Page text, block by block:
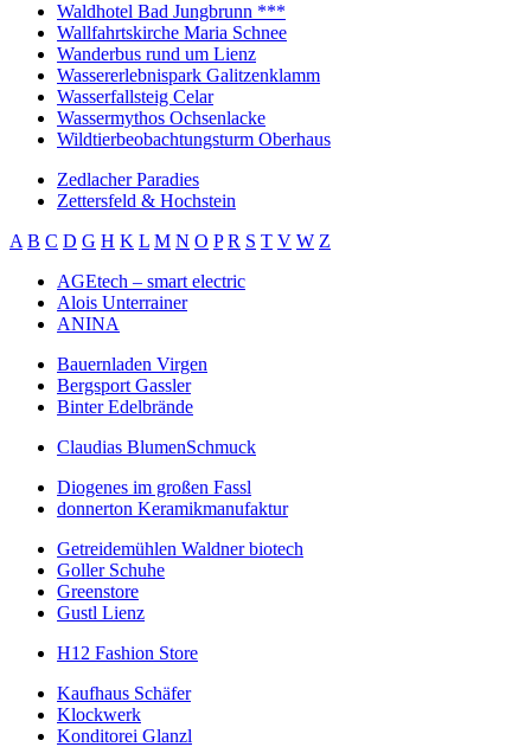
Waldhotel Bad Jungbrunn ***
Wallfahrtskirche Maria Schnee
Wanderbus rund um Lienz
Wassererlebnispark Galitzenklamm
Wasserfallsteig Celar
Wassermythos Ochsenlacke
Wildtierbeobachtungsturm Oberhaus
Zedlacher Paradies
Zettersfeld & Hochstein
A B C D G H K L M N O P R S T V W Z
AGEtech – smart electric
Alois Unterrainer
ANINA
Bauernladen Virgen
Bergsport Gassler
Binter Edelbrände
Claudias BlumenSchmuck
Diogenes im großen Fassl
donnerton Keramikmanufaktur
Getreidemühlen Waldner biotech
Goller Schuhe
Greenstore
Gustl Lienz
H12 Fashion Store
Kaufhaus Schäfer
Klockwerk
Konditorei Glanzl